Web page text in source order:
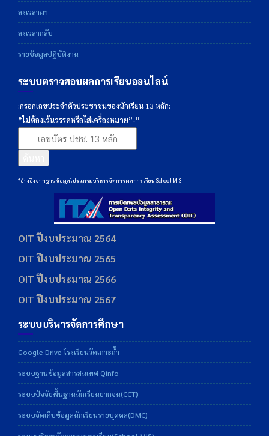
ลงเวลามา
ลงเวลากลับ
รายข้อมูลปฏิบัติงาน
ระบบตรวจสอบผลการเรียนออนไลน์
:กรอกเลขประจำตัวประชาชนของนักเรียน 13 หลัก:
*ไม่ต้องเว้นวรรคหรือใส่เครื่องหมาย”-“
*อ้างอิงจากฐานข้อมูลโปรแกรมบริหารจัดการผลการเรียน School MIS
OIT ปีงบประมาณ 2564
OIT ปีงบประมาณ 2565
OIT ปีงบประมาณ 2566
OIT ปีงบประมาณ 2567
ระบบบริหารจัดการศึกษา
Google Drive โรงเรียนวัดเกาะถ้ำ
ระบบฐานข้อมูลสารสนเทศ Qinfo
ระบบปัจจัยพื้นฐานนักเรียนยากจน(CCT)
ระบบจัดเก็บข้อมูลนักเรียนรายบุคคล(DMC)